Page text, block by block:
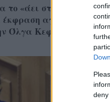
το «άει στο διάολο»:
αγανάκτησης,
Όλγα Κεφαλογιάννη»